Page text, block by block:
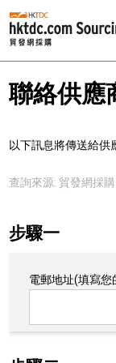
聯絡供應
以下訊息將傳送給供
查詢來源: 貿發網採購
步驟一
電郵地址(填寫您